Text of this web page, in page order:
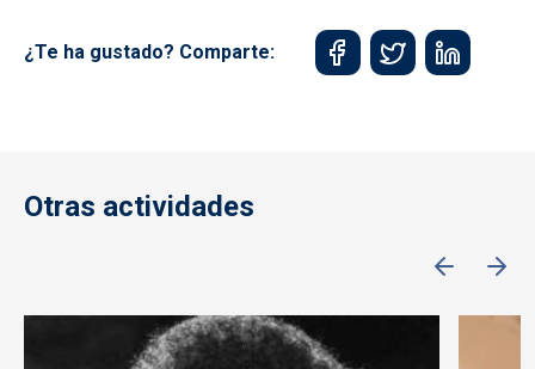
¿Te ha gustado? Comparte:
Otras actividades